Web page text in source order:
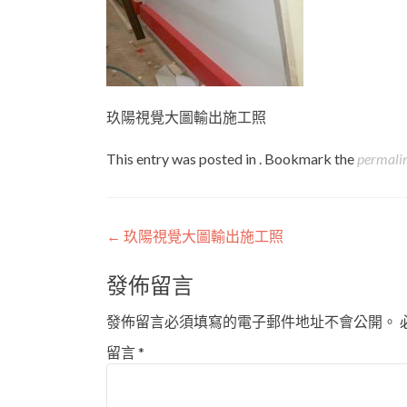
玖陽視覺大圖輸出施工照
This entry was posted in . Bookmark the
Post
navigation
← 玖陽視覺大圖輸出施工照
發佈留言
發佈留言必須填寫的電子郵件地址不會公開。
留言*